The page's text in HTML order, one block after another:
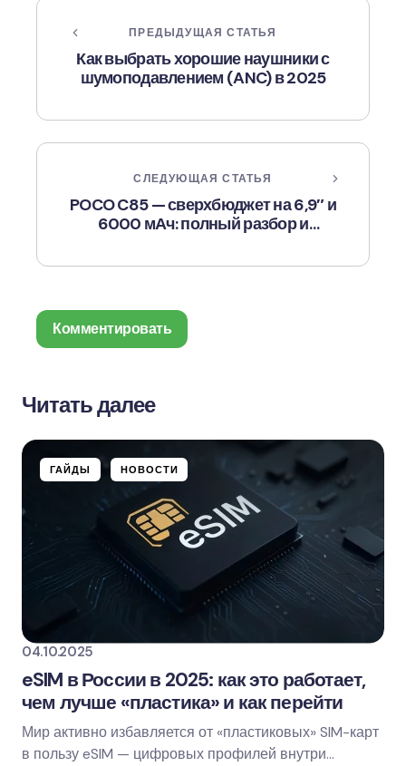
ПРЕДЫДУЩАЯ СТАТЬЯ
Как выбрать хорошие наушники с
шумоподавлением (ANC) в 2025
СЛЕДУЮЩАЯ СТАТЬЯ
POCO C85 — сверхбюджет на 6,9″ и
6000 мАч: полный разбор и
Комментировать
Обязательные поля помечены*
Name *
Save my name and email in this browser for
Читать далее
ГАЙДЫ НОВОСТИ
04.10.2025
eSIM в России в 2025: как это работает,
чем лучше «пластика» и как перейти
Мир активно избавляется от «пластиковых» SIM-карт
в пользу eSIM — цифровых профилей внутри